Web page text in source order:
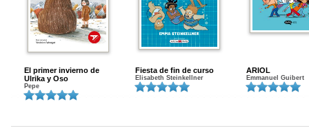
El primer invierno de
Ulrika y Oso
Pepe
Fiesta de fin de curso
Elisabeth Steinkellner
ARIOL
Emmanuel Guibert